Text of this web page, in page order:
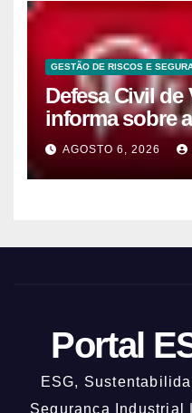
GESTÃO DE RISCOS E
Defesa Civil de
informa sobre
conta de
previstos até
AGOSTO 6, 2026
Portal
ESG,
Segurança Industrial